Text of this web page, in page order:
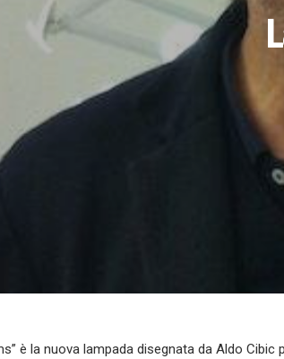
è la nuova lampada disegnata da Aldo